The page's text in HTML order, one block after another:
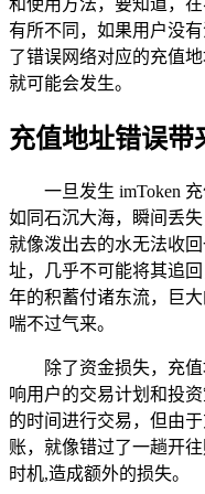
有所不同，如果用户没
了错误网络对应的充值
就可能会发生。
充值地址错误带
一旦发生 imToken
如同石沉大海，瞬间丢
就像泼出去的水无法收
址，几乎不可能将其追
年的积蓄付诸东流，巨
喘不过气来。
除了资金损失，充
响用户的交易计划和投
的时间进行交易，但由
账，就像错过了一趟开
时机,造成额外的损失。